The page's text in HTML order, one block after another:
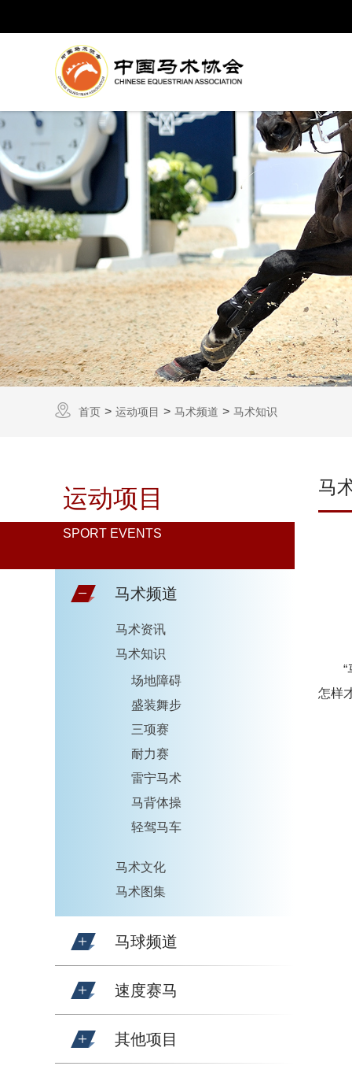
首页 运动项目 马术频道 马术知识
运动项目
SPORT EVENTS
马术频道
马术资讯
马术知识
场地障碍
盛装舞步
三项赛
耐力赛
雷宁马术
马背体操
轻驾马车
马术文化
马术图集
马球频道
速度赛马
其他项目
马
怎样